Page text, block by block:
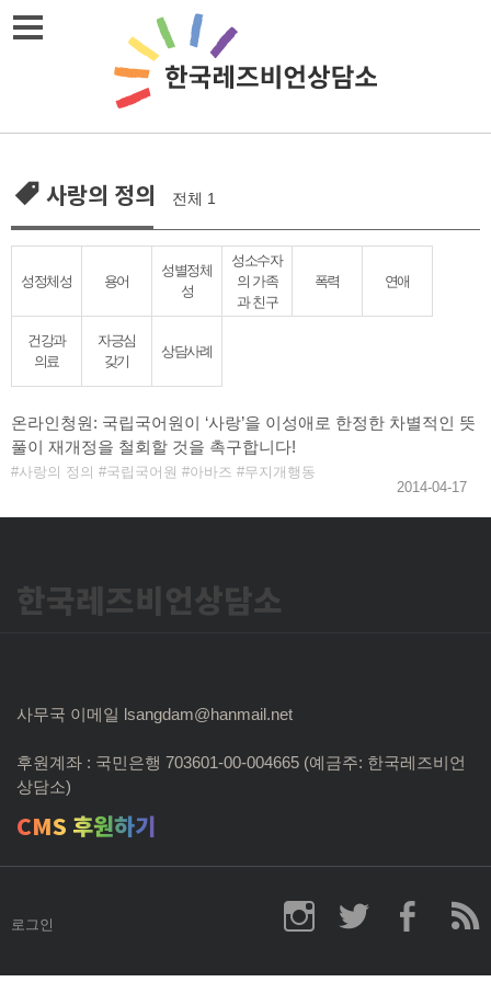
Skip
사랑의 정의 전체 1
성정체성 용어
성별정체
성
성소수자
의 가족
과 친구
폭력 연애
건강과
의료
자긍심
갖기
상담사례
온라인청원: 국립국어원이 ‘사랑’을 이성애로 한정한 차별적인 뜻
풀이 재개정을 철회할 것을 촉구합니다!
사랑의 정의 국립국어원 아바즈
무지개행동
2014-04-17
한국레즈비언상담소
사무국 이메일 lsangdam@hanmail.net
후원계좌 : 국민은행 703601-00-004665 (예금주: 한국레즈비언
상담소)
CMS 후원하기
로그인